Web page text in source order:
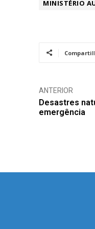
MINISTÉRIO
ANTERIOR
Desastres
emergência